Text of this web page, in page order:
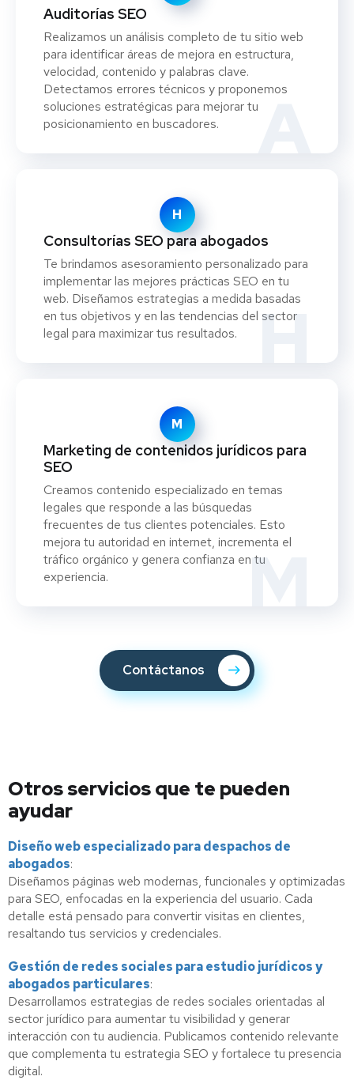
Auditorías SEO
Realizamos un análisis completo de tu sitio web
para identificar áreas de mejora en estructura,
velocidad, contenido y palabras clave.
Detectamos errores técnicos y proponemos
soluciones estratégicas para mejorar tu
posicionamiento en buscadores.
H
H
Consultorías SEO para abogados
Te brindamos asesoramiento personalizado para
implementar las mejores prácticas SEO en tu
web. Diseñamos estrategias a medida basadas
en tus objetivos y en las tendencias del sector
legal para maximizar tus resultados.
M
M
Marketing de contenidos jurídicos para
SEO
Creamos contenido especializado en temas
legales que responde a las búsquedas
frecuentes de tus clientes potenciales. Esto
mejora tu autoridad en internet, incrementa el
tráfico orgánico y genera confianza en tu
experiencia.
Contáctanos
Otros servicios que te pueden
ayudar
Diseño web especializado para despachos de
abogados:
Diseñamos páginas web modernas, funcionales y optimizadas
para SEO, enfocadas en la experiencia del usuario. Cada
detalle está pensado para convertir visitas en clientes,
resaltando tus servicios y credenciales.
Gestión de redes sociales para estudio jurídicos y
abogados particulares:
Desarrollamos estrategias de redes sociales orientadas al
sector jurídico para aumentar tu visibilidad y generar
interacción con tu audiencia. Publicamos contenido relevante
que complementa tu estrategia SEO y fortalece tu presencia
digital.